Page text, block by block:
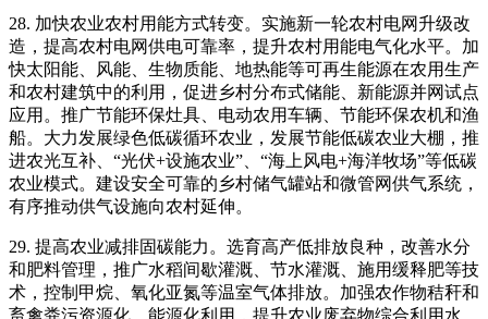
28. 加快农业农村用能方式转变。实施新一轮农村电网升级改
造，提高农村电网供电可靠率，提升农村用能电气化水平。加
快太阳能、风能、生物质能、地热能等可再生能源在农用生产
和农村建筑中的利用，促进乡村分布式储能、新能源并网试点
应用。推广节能环保灶具、电动农用车辆、节能环保农机和渔
船。大力发展绿色低碳循环农业，发展节能低碳农业大棚，推
进农光互补、“光伏+设施农业”、“海上风电+海洋牧场”等低碳
农业模式。建设安全可靠的乡村储气罐站和微管网供气系统，
有序推动供气设施向农村延伸。
29. 提高农业减排固碳能力。选育高产低排放良种，改善水分
和肥料管理，推广水稻间歇灌溉、节水灌溉、施用缓释肥等技
术，控制甲烷、氧化亚氮等温室气体排放。加强农作物秸秆和
畜禽粪污资源化、能源化利用，提升农业废弃物综合利用水